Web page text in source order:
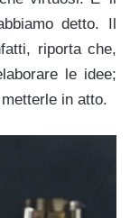
detto. Il
riporta che,
le idee;
in atto.